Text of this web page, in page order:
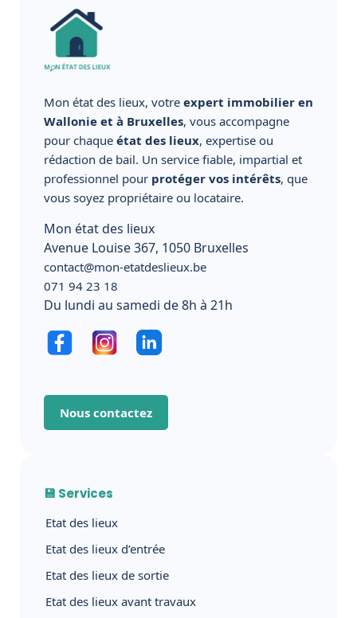
Mon état des lieux, votre expert immobilier en
Wallonie et à Bruxelles, vous accompagne
pour chaque état des lieux, expertise ou
rédaction de bail. Un service fiable, impartial et
professionnel pour protéger vos intérêts, que
vous soyez propriétaire ou locataire.
Mon état des lieux
Avenue Louise 367, 1050 Bruxelles
contact@mon-etatdeslieux.be
071 94 23 18
Du lundi au samedi de 8h à 21h
Nous contactez
💾 Services
Etat des lieux
Etat des lieux d’entrée
Etat des lieux de sortie
Etat des lieux avant travaux